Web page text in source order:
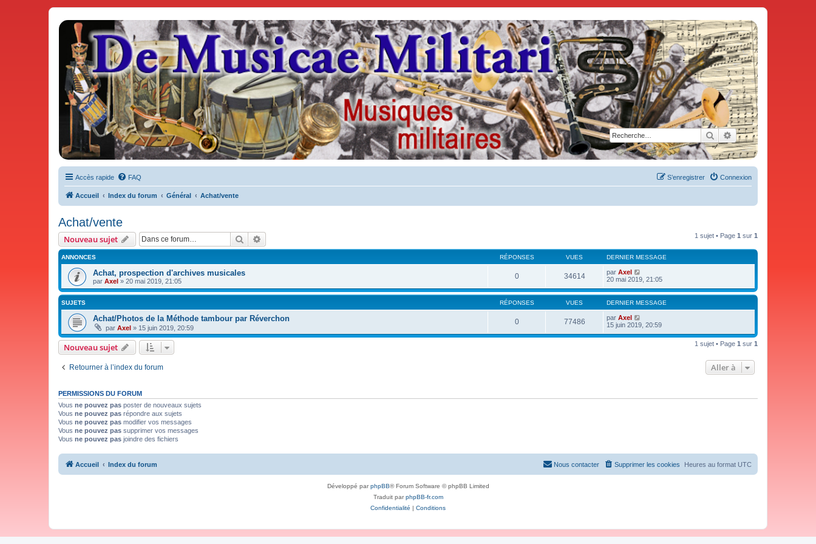
Rechercher
Recherche avancée
De Musicae Militari - Forums
Forums de discussions
Accès rapide FAQ Connexion
S’enregistrer
Accueil Index du forum Général Achat/vente
Achat/vente
Nouveau sujet Rechercher 1 sujet • Page 1 sur 1
ANNONCES RÉPONSES VUES DERNIER MESSAGE
Achat, prospection d'archives musicales
par Axel » 20 mai 2019, 21:05
0 34614 par Axel
20 mai 2019, 21:05
SUJETS RÉPONSES VUES DERNIER MESSAGE
Achat/Photos de la Méthode tambour par Réverchon
par Axel » 15 juin 2019, 20:59
0 77486 par Axel
15 juin 2019, 20:59
Nouveau sujet 1 sujet • Page 1 sur 1
Retourner à l’index du forum Aller à
PERMISSIONS DU FORUM
Vous ne pouvez pas poster de nouveaux sujets
Vous ne pouvez pas répondre aux sujets
Vous ne pouvez pas modifier vos messages
Vous ne pouvez pas supprimer vos messages
Vous ne pouvez pas joindre des fichiers
Accueil Index du forum Heures au format UTC
Supprimer les cookies
Nous contacter
Développé parphpBB® Forum Software © phpBB Limited
Traduit parphpBB-fr.com
Confidentialité | Conditions